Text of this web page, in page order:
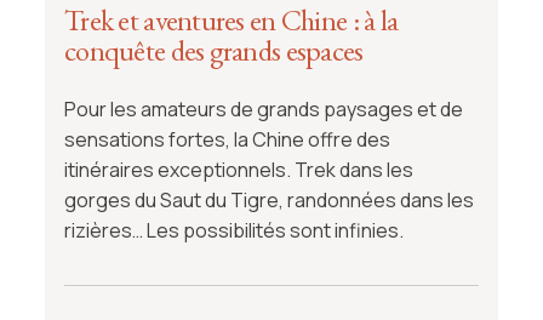
Trek et aventures en Chine : à la
conquête des grands espaces
Pour les amateurs de grands paysages et de
sensations fortes, la Chine offre des
itinéraires exceptionnels. Trek dans les
gorges du Saut du Tigre, randonnées dans les
rizières… Les possibilités sont infinies.